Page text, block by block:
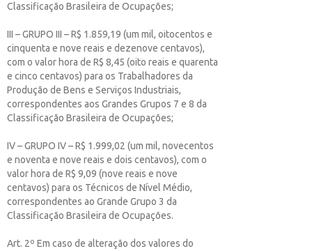
Classificação Brasileira de Ocupações;
III – GRUPO III – R$ 1.859,19 (um mil, oitocentos e
cinquenta e nove reais e dezenove centavos),
com o valor hora de R$ 8,45 (oito reais e quarenta
e cinco centavos) para os Trabalhadores da
Produção de Bens e Serviços Industriais,
correspondentes aos Grandes Grupos 7 e 8 da
Classificação Brasileira de Ocupações;
IV – GRUPO IV – R$ 1.999,02 (um mil, novecentos
e noventa e nove reais e dois centavos), com o
valor hora de R$ 9,09 (nove reais e nove
centavos) para os Técnicos de Nível Médio,
correspondentes ao Grande Grupo 3 da
Classificação Brasileira de Ocupações.
Art. 2º Em caso de alteração dos valores do